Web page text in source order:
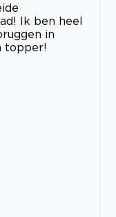
Ik ben heel
in
topper!